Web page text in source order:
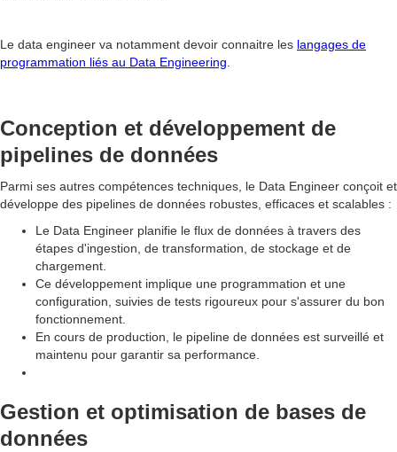
Le data engineer va notamment devoir connaitre les langages de
programmation liés au Data Engineering
Conception et développement de
pipelines de données
Parmi ses autres compétences techniques, le Data Engineer conçoit et
développe des pipelines de données robustes, efficaces et scalables :
Le Data Engineer planifie le flux de données à travers des
étapes d'ingestion, de transformation, de stockage et de
chargement.
Ce développement implique une programmation et une
configuration, suivies de tests rigoureux pour s'assurer du bon
fonctionnement.
En cours de production, le pipeline de données est surveillé et
maintenu pour garantir sa performance.
Gestion et optimisation de bases de
données